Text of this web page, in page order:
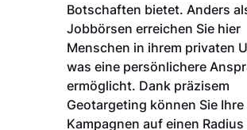
Botschaften bietet. Anders
Jobbörsen erreichen Sie hier
Menschen in ihrem privaten
was eine persönlichere
ermöglicht. Dank präzisem
Geotargeting können Sie Ihre
Kampagnen auf einen Radius